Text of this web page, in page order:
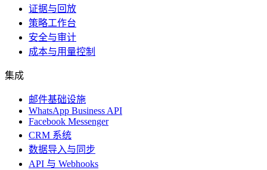
证据与回放
策略工作台
安全与审计
成本与用量控制
集成
邮件基础设施
WhatsApp Business API
Facebook Messenger
CRM 系统
数据导入与同步
API 与 Webhooks